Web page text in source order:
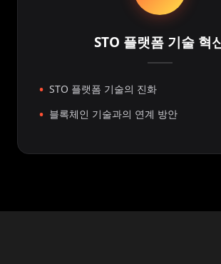
STO 플랫폼 기술 혁
STO 플랫폼 기술의 진화
블록체인 기술과의 연계 방안